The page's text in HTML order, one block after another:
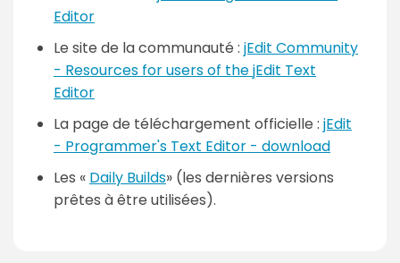
Editor
Le site de la communauté : jEdit Community
- Resources for users of the jEdit Text
Editor
La page de téléchargement officielle : jEdit
- Programmer's Text Editor - download
Les « Daily Builds» (les dernières versions
prêtes à être utilisées).